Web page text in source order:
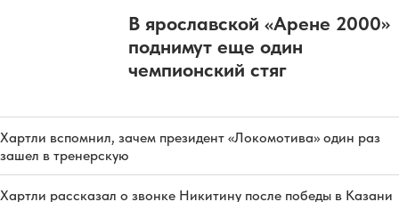
В ярославской «Арене 2000»
поднимут еще один
чемпионский стяг
Хартли вспомнил, зачем президент «Локомотива» один раз
зашел в тренерскую
Хартли рассказал о звонке Никитину после победы в Казани